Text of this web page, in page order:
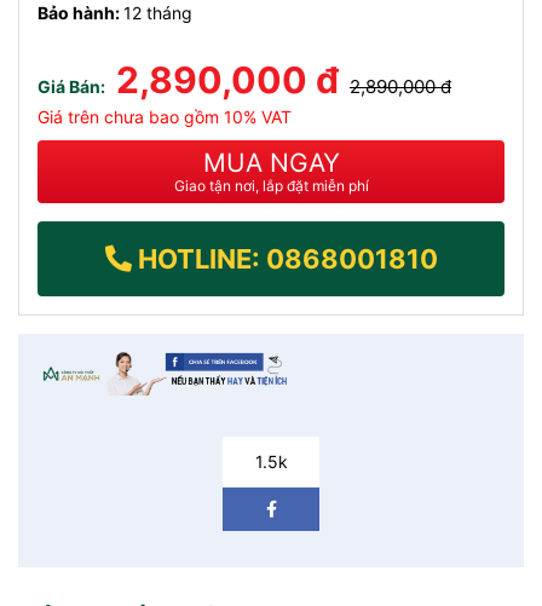
Bảo hành:12 tháng
Giá Bán: 2,890,000 đ 2,890,000 đ
Giá trên chưa bao gồm 10% VAT
MUA NGAY
Giao tận nơi, lắp đặt miễn phí
HOTLINE: 0868001810
1.5k